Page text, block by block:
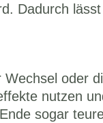
Dadurch
oder
nutzen
sogar